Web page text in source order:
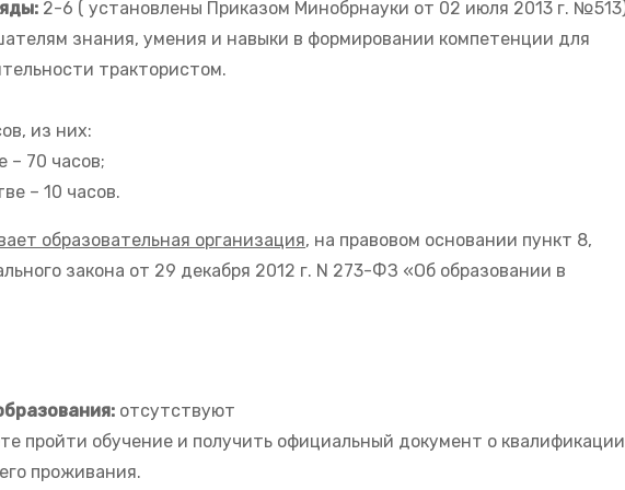
2-6 ( установлены Приказом Минобрнауки от 02 июля 2013 г.
знания, умения и навыки в формировании компетенции для
трактористом.
из них:
– 70 часов;
– 10 часов.
образовательная организация, на правовом основании пункт 8,
закона от 29 декабря 2012 г. N 273-ФЗ «Об образовании в
отсутствуют
пройти обучение и получить официальный документ о квалификации
проживания.